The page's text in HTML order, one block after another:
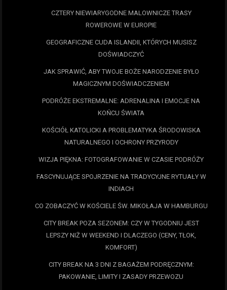
CZTERY NIEWIARYGODNE MALOWNICZE TRASY
ROWEROWE W EUROPIE
GEOGRAFICZNE CUDA ISLANDII, KTÓRYCH MUSISZ
DOŚWIADCZYĆ
JAK SPRAWIĆ, ABY TWOJE BOŻE NARODZENIE BYŁO
MAGICZNYM DOŚWIADCZENIEM
PODRÓŻE EKSTREMALNE: ADRENALINA I EMOCJE NA
KOŃCU ŚWIATA
KOŚCIÓŁ KATOLICKI A PROBLEMATYKA ŚRODOWISKA
NATURALNEGO I OCHRONY PRZYRODY
WIZJA PIĘKNA: FOTOGRAFOWANIE W CZASIE PODRÓŻY
FASCYNUJĄCE SPOJRZENIE NA TRADYCYJNE RYTUAŁY W
INDIACH
CO ZOBACZYĆ W KOŚCIELE ŚW. MIKOŁAJA W HAMBURGU
CITY BREAK POZA SEZONEM: CZY W TYGODNIU JEST
LEPSZY NIŻ W WEEKEND I DLACZEGO (CENY, TŁOK,
KOMFORT)
CITY BREAK NA 3 DNI Z BAGAŻEM PODRĘCZNYM:
PAKOWANIE, LIMITY I ZASADY PRZEWOZU